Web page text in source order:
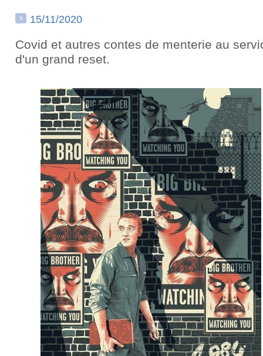
15/11/2020
Covid et autres contes de menterie au
d'un grand reset.